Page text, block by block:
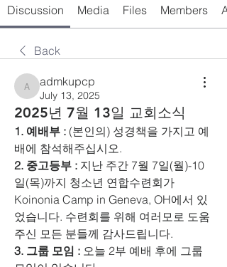
Discussion Media Files Members
Back
admkupcp
admkupcp
July 13, 2025
2025년 7월 13일 교회소식
1. 예배부 : (본인의) 성경책을 가지고 예
배에 참석해주십시오.
2. 중고등부 : 지난 주간 7월 7일(월)-10
일(목)까지 청소년 연합수련회가
Koinonia Camp in Geneva, OH에서 있
었습니다. 수련회를 위해 여러모로 도움
주신 모든 분들께 감사드립니다.
3. 그룹 모임 : 오늘 2부 예배 후에 그룹